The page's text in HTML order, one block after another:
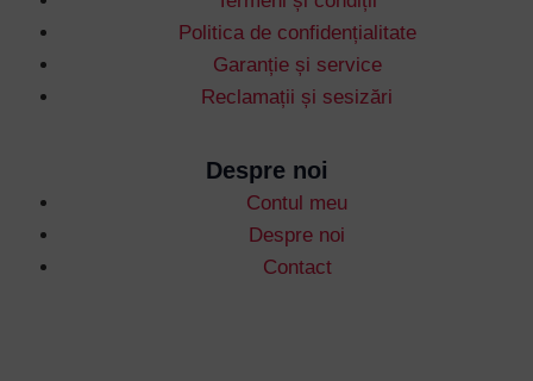
Politica de confidențialitate
Garanție și service
Reclamații și sesizări
Despre noi
Contul meu
Despre noi
Contact